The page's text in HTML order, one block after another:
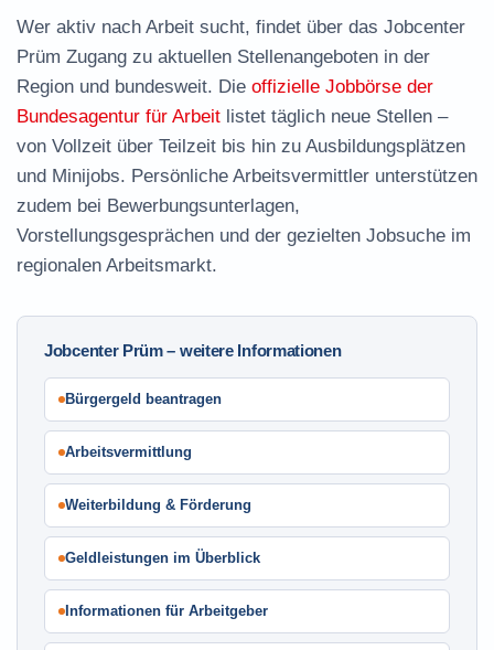
Wer aktiv nach Arbeit sucht, findet über das Jobcenter
Prüm Zugang zu aktuellen Stellenangeboten in der
Region und bundesweit. Die offizielle Jobbörse der
Bundesagentur für Arbeit listet täglich neue Stellen –
von Vollzeit über Teilzeit bis hin zu Ausbildungsplätzen
und Minijobs. Persönliche Arbeitsvermittler unterstützen
zudem bei Bewerbungsunterlagen,
Vorstellungsgesprächen und der gezielten Jobsuche im
regionalen Arbeitsmarkt.
Jobcenter Prüm – weitere Informationen
Bürgergeld beantragen
Arbeitsvermittlung
Weiterbildung & Förderung
Geldleistungen im Überblick
Informationen für Arbeitgeber